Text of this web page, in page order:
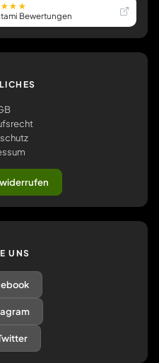
Bewertungen
UNS